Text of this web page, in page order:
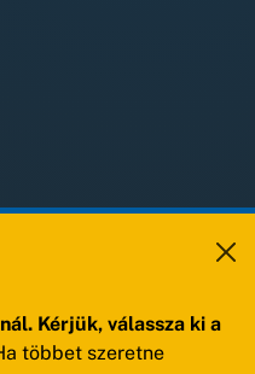
Kérjük, válassza ki a
többet szeretne